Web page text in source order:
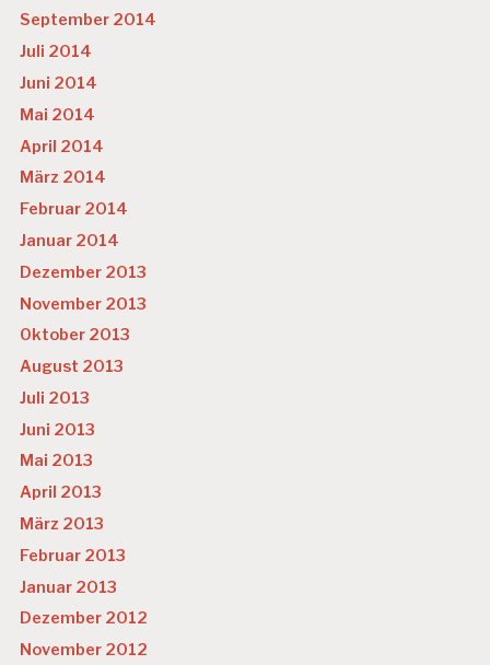
September 2014
Juli 2014
Juni 2014
Mai 2014
April 2014
März 2014
Februar 2014
Januar 2014
Dezember 2013
November 2013
Oktober 2013
August 2013
Juli 2013
Juni 2013
Mai 2013
April 2013
März 2013
Februar 2013
Januar 2013
Dezember 2012
November 2012